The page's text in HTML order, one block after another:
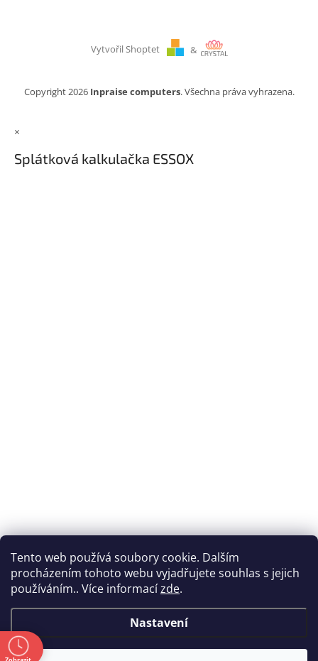
Tento web používá soubory cookie. Dalším
procházením tohoto webu vyjadřujete souhlas s jejich
používáním.. Více informacízde.
Nastavení
Vytvořil Shoptet &
Copyright 2026 Inpraise computers. Všechna práva vyhrazena.
×
Splátková kalkulačka ESSOX